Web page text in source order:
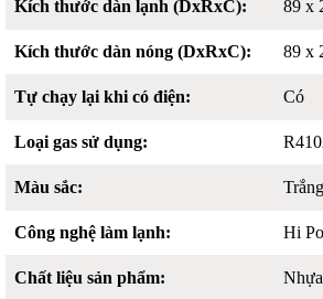
Kích thước dàn lạnh (DxRxC): 89 x
Kích thước dàn nóng (DxRxC): 89 x
Tự chạy lại khi có điện: Có
Loại gas sử dụng:
Màu sắc: Trắng
Công nghệ làm lạnh: Hi
Chất liệu sản phẩm: Nhựa